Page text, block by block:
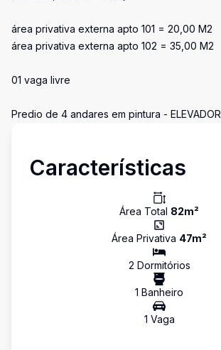
área privativa externa apto 101 = 20,00 M2
área privativa externa apto 102 = 35,00 M2
01 vaga livre
Predio de 4 andares em pintura - ELEVADOR
Características
Área Total 82m²
Área Privativa 47m²
2 Dormitórios
1 Banheiro
1 Vaga